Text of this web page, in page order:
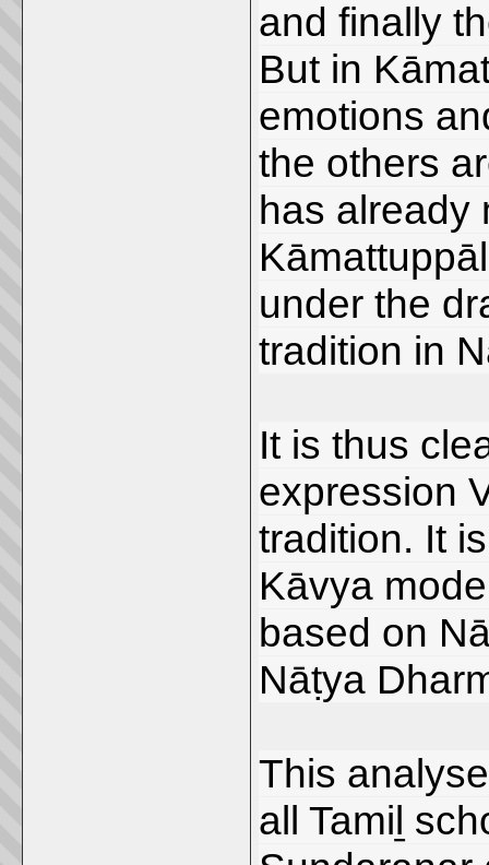
and finally
But in
emotions
the others
has already
under the
tradition in
It is thus
expression
tradition. It
Kāvya
based on
Nāṭya
This
all Tamiḻ